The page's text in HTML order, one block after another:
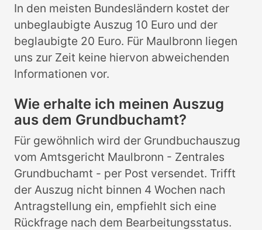
In den meisten Bundesländern kostet der
unbeglaubigte Auszug 10 Euro und der
beglaubigte 20 Euro. Für Maulbronn liegen
uns zur Zeit keine hiervon abweichenden
Informationen vor.
Wie erhalte ich meinen Auszug
aus dem Grundbuchamt?
Für gewöhnlich wird der Grundbuchauszug
vom Amtsgericht Maulbronn - Zentrales
Grundbuchamt - per Post versendet. Trifft
der Auszug nicht binnen 4 Wochen nach
Antragstellung ein, empfiehlt sich eine
Rückfrage nach dem Bearbeitungsstatus.